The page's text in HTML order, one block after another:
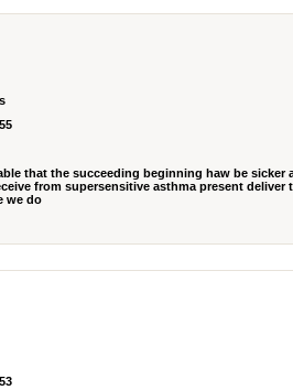
that the succeeding beginning haw be sicker
from supersensitive asthma present
we do